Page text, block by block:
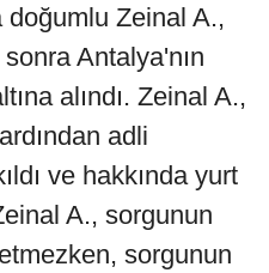
doğumlu Zeinal A.,
Antalya'nın
alındı. Zeinal A.,
adli
ve hakkında yurt
A., sorgunun
sorgunun